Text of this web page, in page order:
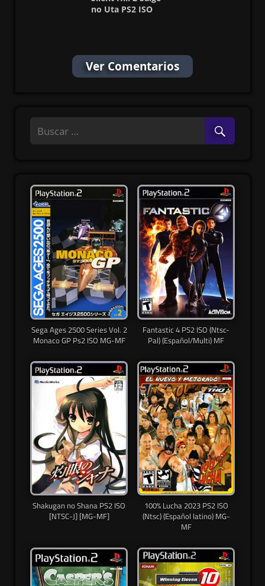
no Uta PS2 ISO
Ver Comentarios
Sega Ages 2500 Series Vol. 2
Monaco GP Ps2 ISO MG-MF
Fantastic 4 PS2 ISO (Ntsc-
Pal) (Español/Multi) MF
Shakugan no Shana PS2 ISO
[NTSC-J] [MG-MF]
100% Lucha 2023 PS2 ISO
(Ntsc) (Español latino) MG-
MF